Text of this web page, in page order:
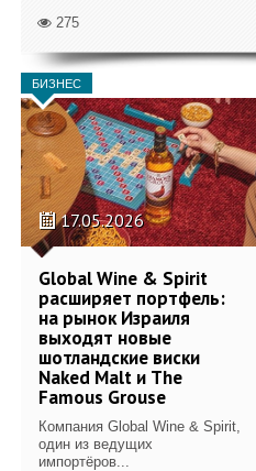
275
БИЗНЕС
17.05.2026
Global Wine & Spirit
расширяет портфель:
на рынок Израиля
выходят новые
шотландские виски
Naked Malt и The
Famous Grouse
Компания Global Wine & Spirit,
один из ведущих
импортёров...